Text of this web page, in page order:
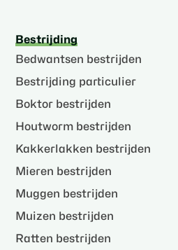
Bestrijding
Bedwantsen bestrijden
Bestrijding particulier
Boktor bestrijden
Houtworm bestrijden
Kakkerlakken bestrijden
Mieren bestrijden
Muggen bestrijden
Muizen bestrijden
Ratten bestrijden